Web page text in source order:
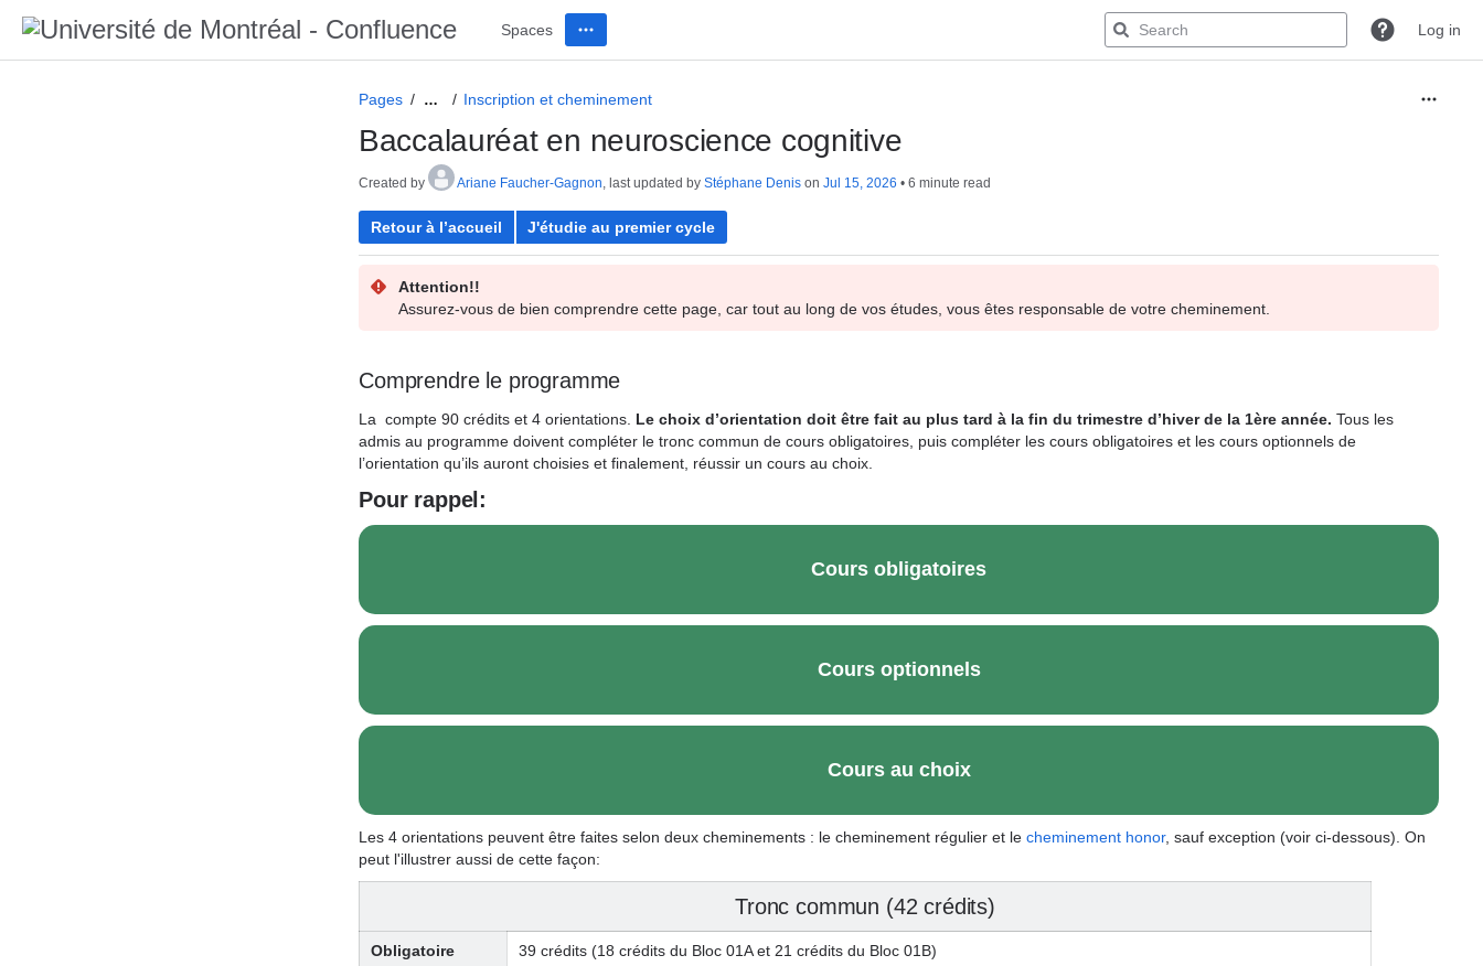
Spaces Log in
Pages … Inscription et cheminement
Baccalauréat en neuroscience cognitive
Created by Ariane Faucher-Gagnon, last updated by Stéphane Denis on Jul 15, 2026 6 minute read
Retour à l’accueil J'étudie au premier cycle
Attention!!
Assurez-vous de bien comprendre cette page, car tout au long de vos études, vous êtes responsable de votre cheminement.
Comprendre le programme
La compte 90 crédits et 4 orientations Le choix d’orientation doit être fait au plus tard à la fin du trimestre d’hiver de la 1ère année. Tous les
admis au programme doivent compléter le tronc commun de cours obligatoires, puis compléter les cours obligatoires et les cours optionnels de
l’orientation qu’ils auront choisies et finalement, réussir un cours au choix.
Pour rappel:
Cours obligatoires
Cours optionnels
Cours au choix
Les 4 orientations peuvent être faites selon deux cheminements : le cheminement régulier et le cheminement honor, sauf exception (voir ci-dessous). On
peut l'illustrer aussi de cette façon:
Tronc commun (42 crédits)
Obligatoire 39 crédits (18 crédits du Bloc 01A et 21 crédits du Bloc 01B)